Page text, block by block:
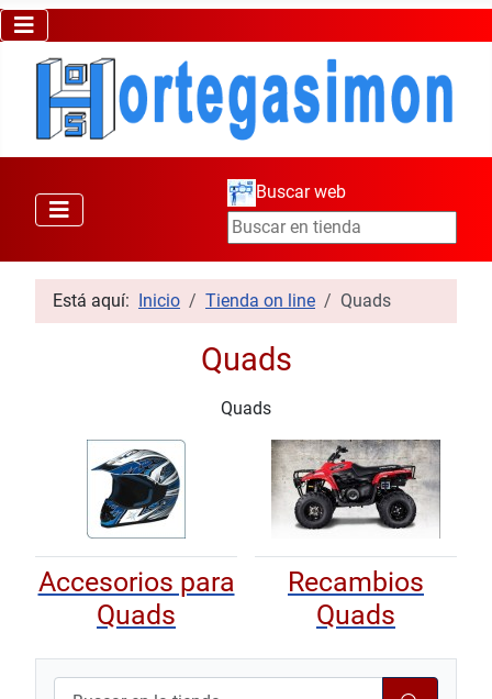
Buscar web
Está aquí: Inicio Tienda on line Quads
Quads
Quads
Accesorios para
Quads
Recambios
Quads